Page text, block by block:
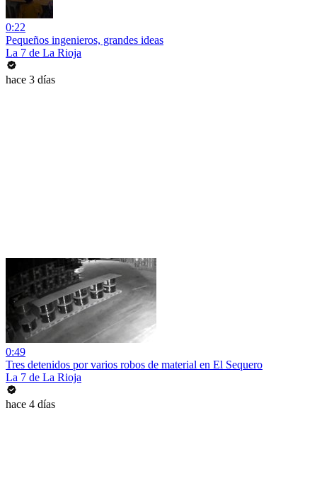
0:22
Pequeños ingenieros, grandes ideas
La 7 de La Rioja
hace 3 días
0:49
Tres detenidos por varios robos de material en El Sequero
La 7 de La Rioja
hace 4 días